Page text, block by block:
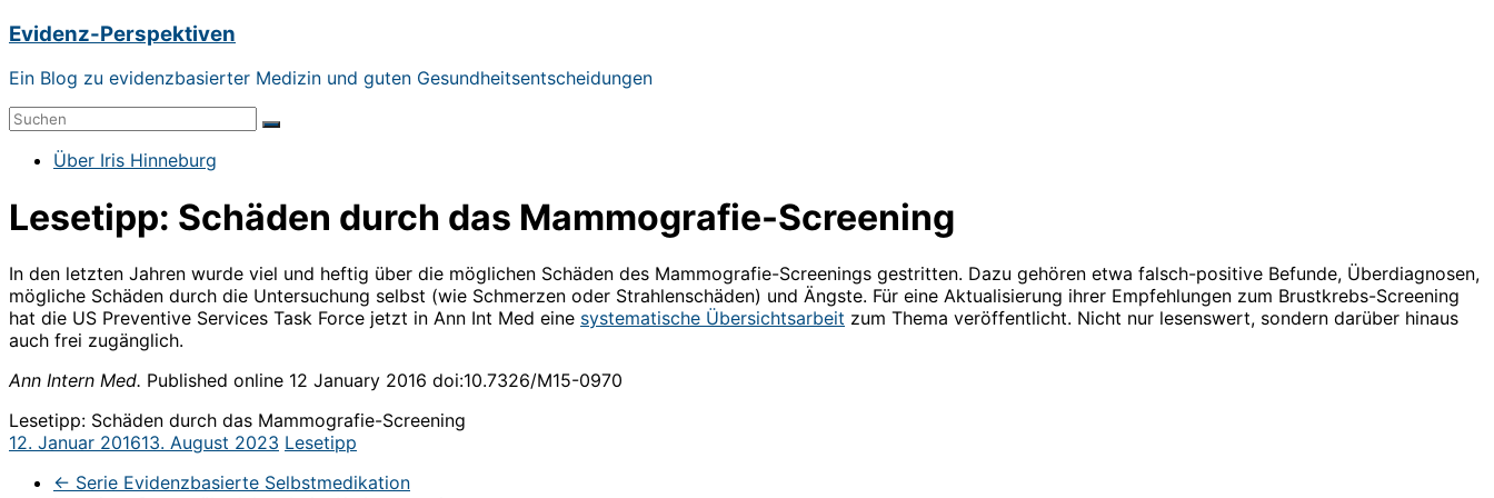
Zum
springen
Evidenz-Perspektiven
Ein Blog zu evidenzbasierter Medizin und guten Gesundheitsentscheidungen
Menü Über Iris Hinneburg
Lesetipp: Schäden durch das Mammografie-Screening
In den letzten Jahren wurde viel und heftig über die möglichen Schäden des Mammografie-Screenings gestritten. Dazu gehören etwa falsch-positive Befunde, Überdiagnosen,
mögliche Schäden durch die Untersuchung selbst (wie Schmerzen oder Strahlenschäden) und Ängste. Für eine Aktualisierung ihrer Empfehlungen zum Brustkrebs-Screening
hat die US Preventive Services Task Force jetzt in Ann Int Med eine systematische Übersichtsarbeit zum Thema veröffentlicht. Nicht nur lesenswert, sondern darüber hinaus
auch frei zugänglich.
Ann Intern Med. Published online 12 January 2016 doi:10.7326/M15-0970
Lesetipp: Schäden durch das Mammografie-Screening
12. Januar 201613. August 2023 Lesetipp
← Serie Evidenzbasierte Selbstmedikation